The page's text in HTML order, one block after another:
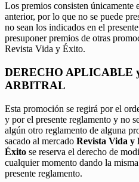
Los premios consisten únicamente
anterior, por lo que no se puede
no sean los indicados en el
presuponer premios de otras
Revista Vida y Éxito.
DERECHO APLICABLE
ARBITRAL
Esta promoción se regirá por el
y por el presente reglamento y no
algún otro reglamento de alguna
sacado al mercado Revista Vida y
Éxito se reserva el derecho de
cualquier momento dando la
presente reglamento.